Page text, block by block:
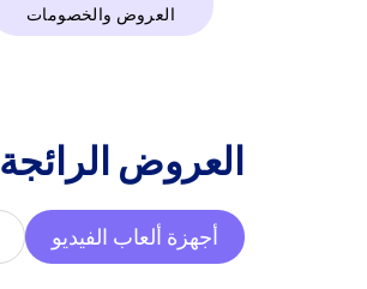
العروض والخصومات
‫العروض الرائجة‬
أجهزة ألعاب الفيديو